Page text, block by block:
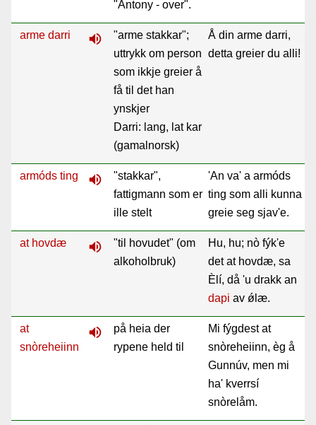
"Antony - over".
arme darri volume_up
"arme stakkar";
uttrykk om person
som ikkje greier å
få til det han
ynskjer
Darri: lang, lat kar
(gamalnorsk)
Å din arme darri,
detta greier du alli!
armóds ting volume_up
"stakkar",
fattigmann som er
ille stelt
'An va' a armóds
ting som alli kunna
greie seg sjav'e.
at hovdæ volume_up
"til hovudet" (om
alkoholbruk)
Hu, hu; nò fýk'e
det at hovdæ, sa
Èlí, då 'u drakk an
dapi av ǿlæ.
at
snòreheiinn
volume_up
på heia der
rypene held til
Mi fýgdest at
snòreheiinn, èg å
Gunnúv, men mi
ha' kverrsí
snòrelåm.